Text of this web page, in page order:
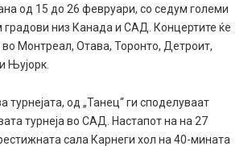
од 15 до 26 февруари, со седум големи
градови низ Канада и САД. Концертите ќе
Монтреал, Отава, Торонто, Детроит,
Њујорк.
турнејата, од „Танец“ ги споделуваат
турнеја во САД. Настапот на на 27
сала Карнеги хол на 40-мината